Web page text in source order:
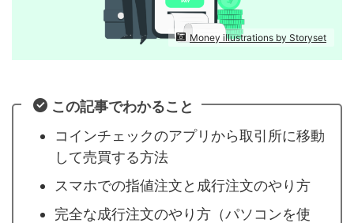
Money illustrations by Storyset
この記事でわかること
コインチェックのアプリから取引所に移動
して売買する方法
スマホでの指値注文と成行注文のやり方
完全な成行注文のやり方（パソコンを使